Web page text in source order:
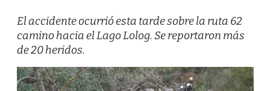
El accidente ocurrió esta tarde sobre la ruta 62
camino hacia el Lago Lolog. Se reportaron más
de 20 heridos.